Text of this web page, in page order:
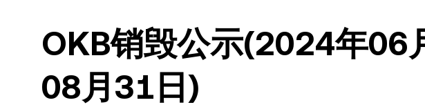
OKB销毁公示(2024年
08月31日)